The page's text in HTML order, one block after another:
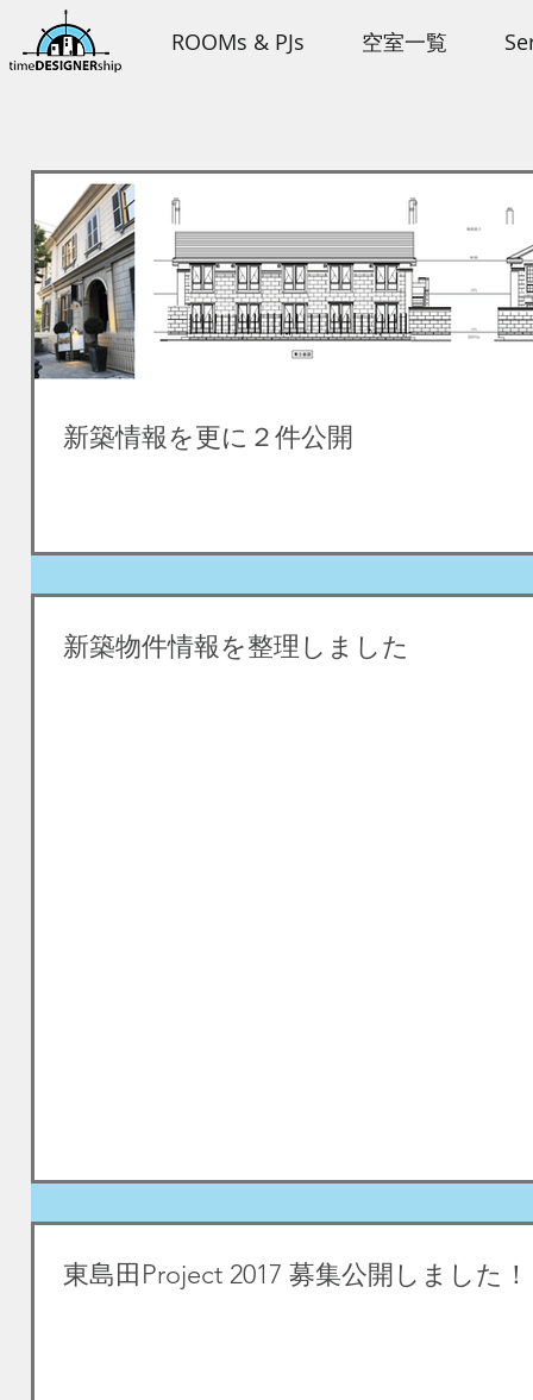
ROOMs & PJs 空室一覧
新築情報を更に２件公開
新築物件情報を整理しました
東島田Project 2017 募集公開しました！